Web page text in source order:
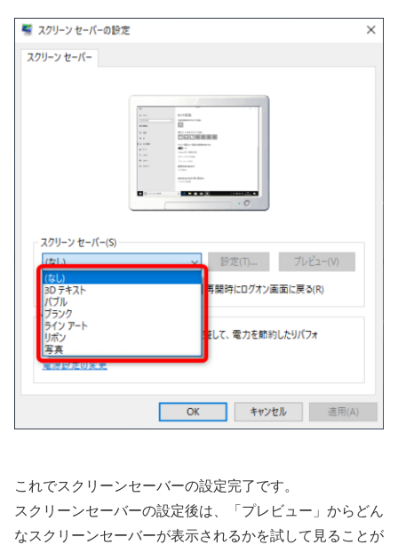
これでスクリーンセーバーの設定完了です。
スクリーンセーバーの設定後は、「プレビュー」からどん
なスクリーンセーバーが表示されるかを試して見ることが